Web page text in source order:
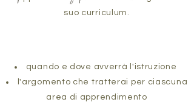
suo curriculum.
quando e dove avverrà l'istruzione
l'argomento che tratterai per ciascuna
area di apprendimento